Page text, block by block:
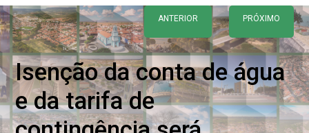
ANTERIOR PRÓXIMO
Isenção da conta de água
e da tarifa de